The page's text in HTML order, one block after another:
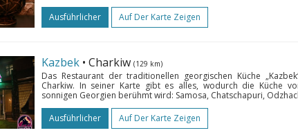
Ausführlicher
Auf Der Karte Zeigen
Kazbek • Charkiw (129 km)
Das Restaurant der traditionellen georgischen Küche
Charkiw. In seiner Karte gibt es alles, wodurch die Küche
sonnigen Georgien berühmt wird: Samosa, Chatschapuri,
Ausführlicher
Auf Der Karte Zeigen